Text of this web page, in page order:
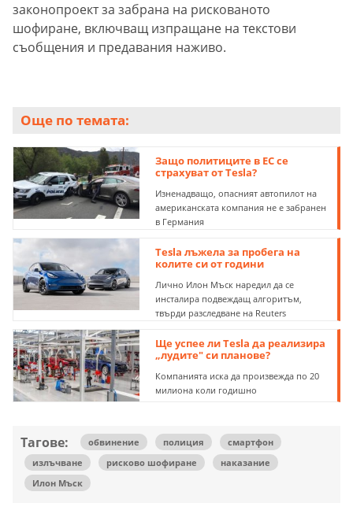
законопроект за забрана на рискованото
шофиране, включващ изпращане на текстови
съобщения и предавания наживо.
Още по темата:
Защо политиците в ЕС се
страхуват от Tesla?
Изненадващо, опасният автопилот на
американската компания не е забранен
в Германия
Tesla лъжела за пробега на
колите си от години
Лично Илон Мъск наредил да се
инсталира подвеждащ алгоритъм,
твърди разследване на Reuters
Ще успее ли Tesla да реализира
„лудите" си планове?
Компанията иска да произвежда по 20
милиона коли годишно
Тагове: обвинение полиция
смартфон
излъчване
рисково шофиране
наказание
Илон Мъск